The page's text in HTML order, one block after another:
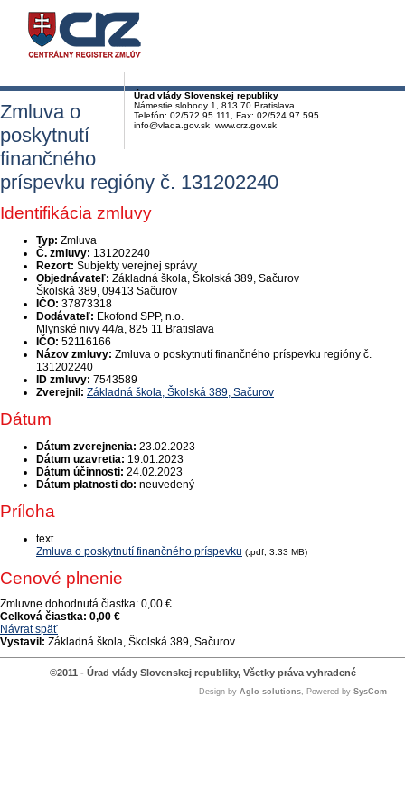
Úrad vlády Slovenskej republiky
Námestie slobody 1, 813 70 Bratislava
Telefón: 02/572 95 111, Fax: 02/524 97 595
info@vlada.gov.sk www.crz.gov.sk
Zmluva o
poskytnutí
finančného
príspevku regióny č. 131202240
Identifikácia zmluvy
Typ: Zmluva
Č. zmluvy: 131202240
Rezort: Subjekty verejnej správy
Objednávateľ: Základná škola, Školská 389, Sačurov
Školská 389, 09413 Sačurov
IČO: 37873318
Dodávateľ: Ekofond SPP, n.o.
Mlynské nivy 44/a, 825 11 Bratislava
IČO: 52116166
Názov zmluvy: Zmluva o poskytnutí finančného príspevku regióny č.
131202240
ID zmluvy: 7543589
Zverejnil: Základná škola, Školská 389, Sačurov
Dátum
Dátum zverejnenia: 23.02.2023
Dátum uzavretia: 19.01.2023
Dátum účinnosti: 24.02.2023
Dátum platnosti do: neuvedený
Príloha
text
Zmluva o poskytnutí finančného príspevku (.pdf, 3.33 MB)
Cenové plnenie
Zmluvne dohodnutá čiastka: 0,00 €
Celková čiastka: 0,00 €
Návrat späť
Vystavil: Základná škola, Školská 389, Sačurov
©2011 - Úrad vlády Slovenskej republiky, Všetky práva vyhradené
Design by Aglo solutions, Powered by SysCom